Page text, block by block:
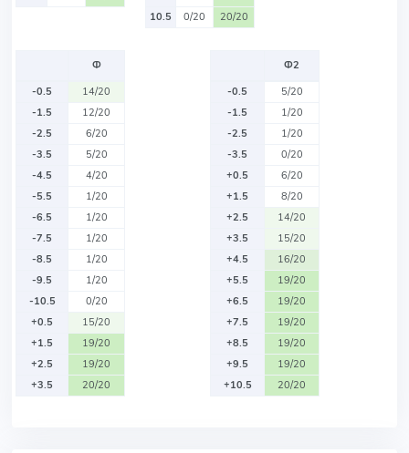
10.5
0/20 20/20
Ф
-0.5
14/20
-1.5
12/20
-2.5
6/20
-3.5
5/20
-4.5
4/20
-5.5
1/20
-6.5
1/20
-7.5
1/20
-8.5
1/20
-9.5
1/20
-10.5
0/20
+0.5
15/20
+1.5
19/20
+2.5
19/20
+3.5
20/20
Ф2
-0.5
5/20
-1.5
1/20
-2.5
1/20
-3.5
0/20
+0.5
6/20
+1.5
8/20
+2.5
14/20
+3.5
15/20
+4.5
16/20
+5.5
19/20
+6.5
19/20
+7.5
19/20
+8.5
19/20
+9.5
19/20
+10.5
20/20